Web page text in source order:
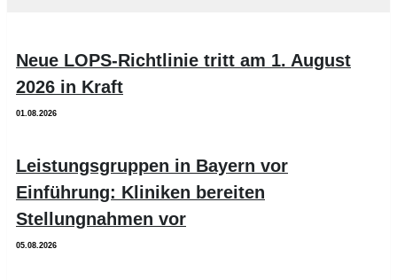
Neue LOPS-Richtlinie tritt am 1. August
2026 in Kraft
01.08.2026
Leistungsgruppen in Bayern vor
Einführung: Kliniken bereiten
Stellungnahmen vor
05.08.2026